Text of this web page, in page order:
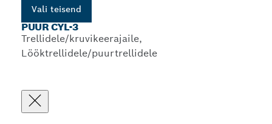
Vali teisend
PUUR CYL-3
Trellidele/kruvikeerajaile,
Lööktrellidele/puurtrellidele